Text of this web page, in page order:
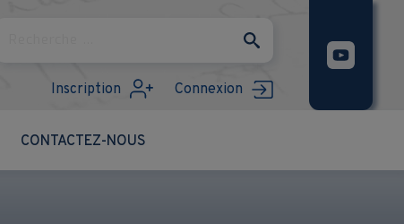
Inscription Connexion
CONTACTEZ-NOUS